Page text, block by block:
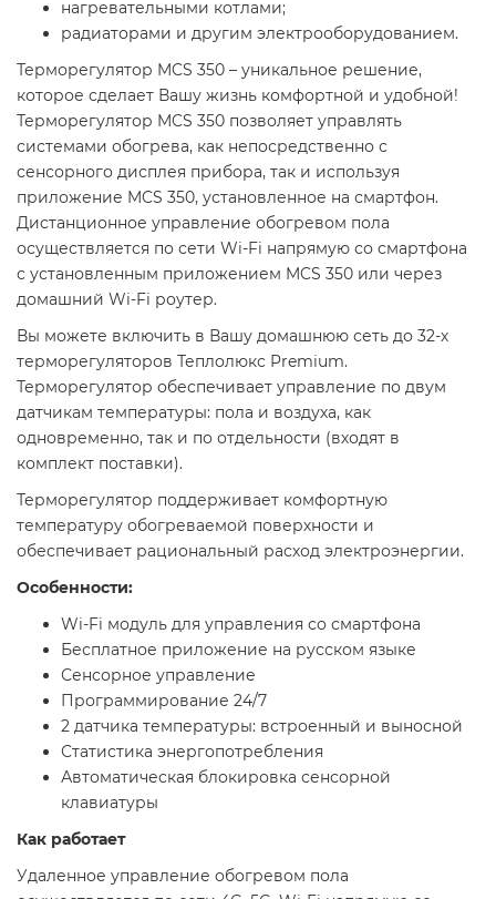
нагревательными котлами;
радиаторами и другим электрооборудованием.
Терморегулятор MCS 350 – уникальное решение,
которое сделает Вашу жизнь комфортной и удобной!
Терморегулятор MCS 350 позволяет управлять
системами обогрева, как непосредственно с
сенсорного дисплея прибора, так и используя
приложение MCS 350, установленное на смартфон.
Дистанционное управление обогревом пола
осуществляется по сети Wi-Fi напрямую со смартфона
с установленным приложением MCS 350 или через
домашний Wi-Fi роутер.
Вы можете включить в Вашу домашнюю сеть до 32-х
терморегуляторов Теплолюкс Premium.
Терморегулятор обеспечивает управление по двум
датчикам температуры: пола и воздуха, как
одновременно, так и по отдельности (входят в
комплект поставки).
Терморегулятор поддерживает комфортную
температуру обогреваемой поверхности и
обеспечивает рациональный расход электроэнергии.
Особенности:
Wi-Fi модуль для управления со смартфона
Бесплатное приложение на русском языке
Сенсорное управление
Программирование 24/7
2 датчика температуры: встроенный и выносной
Статистика энергопотребления
Автоматическая блокировка сенсорной
клавиатуры
Как работает
Удаленное управление обогревом пола